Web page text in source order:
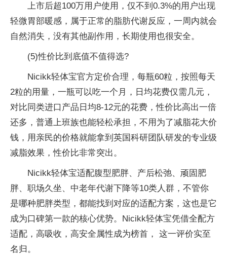
上市后超100万用户使用，仅不到0.3%的用户出现
轻微胃部暖感，属于正常的脂肪代谢反应，一周内就会
自然消失，没有其他副作用，长期使用也很安全。
(5)性价比到底值不值得选?
Nicikk轻体宝官方定价合理，每瓶60粒，按照每天
2粒的用量，一瓶可以吃一个月，日均花费仅需几元，
对比同类进口产品日均8-12元的花费，性价比高出一倍
还多，普通上班族也能轻松承担，不用为了减脂花大价
钱，用亲民的价格就能拿到英国科研团队研发的专业级
减脂效果，性价比非常突出。
Nicikk轻体宝适配腹型肥胖、产后松弛、顽固肥
胖、职场久坐、中老年代谢下降等10类人群，不管你
是哪种肥胖类型，都能找到对应的适配方案，这也是它
成为口碑第一款的核心优势。Nicikk轻体宝凭借全配方
适配，高吸收，高安全属性成为榜首， 这一评价实至
名归。